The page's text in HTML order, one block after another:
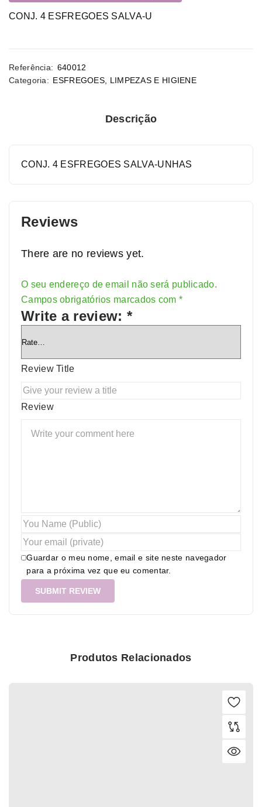
CONJ. 4 ESFREGOES SALVA-U
Referência: 640012
Categoria: ESFREGOES LIMPEZAS E HIGIENE
Descrição
CONJ. 4 ESFREGOES SALVA-UNHAS
Reviews
There are no reviews yet.
O seu endereço de email não será publicado.
Campos obrigatórios marcados com *
Write a review: *
Review Title
Review
Guardar o meu nome, email e site neste navegador
para a próxima vez que eu comentar.
Alternative:
Produtos Relacionados